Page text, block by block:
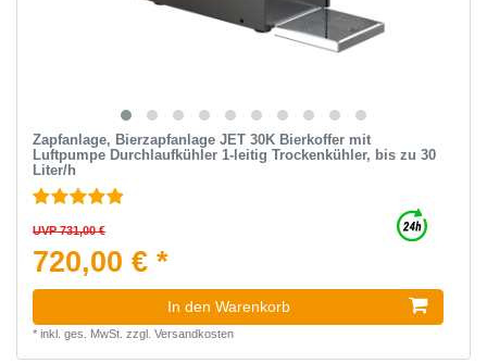
Zapfanlage, Bierzapfanlage JET 30K Bierkoffer mit
Luftpumpe Durchlaufkühler 1-leitig Trockenkühler, bis zu 30
Liter/h
UVP 731,00 €
720,00 € *
In den Warenkorb
* inkl. ges. MwSt. zzgl. Versandkosten